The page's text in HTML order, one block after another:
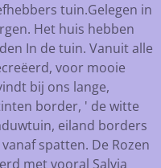
tuin.Gelegen in
Het huis hebben
In de tuin. Vanuit alle
voor mooie
bij ons lange,
border, ' de witte
eiland borders
spatten. De Rozen
met vooral Salvia